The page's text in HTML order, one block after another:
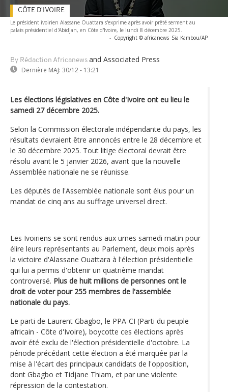
Le président ivoirien Alassane Ouattara s'exprime après avoir prêté serment au
palais présidentiel d'Abidjan, en Côte d'Ivoire, le lundi 8 décembre 2025.
- Copyright © africanews Sia Kambou/AP
By Rédaction Africanews and Associated Press
Dernière MAJ: 30/12 - 13:21
CÔTE D'IVOIRE
Les élections législatives en Côte d'Ivoire ont eu lieu le
samedi 27 décembre 2025.
Selon la Commission électorale indépendante du pays, les
résultats devraient être annoncés entre le 28 décembre et
le 30 décembre 2025. Tout litige électoral devrait être
résolu avant le 5 janvier 2026, avant que la nouvelle
Assemblée nationale ne se réunisse.
Les députés de l'Assemblée nationale sont élus pour un
mandat de cinq ans au suffrage universel direct.
Les Ivoiriens se sont rendus aux urnes samedi matin pour
élire leurs représentants au Parlement, deux mois après
la victoire d'Alassane Ouattara à l'élection présidentielle
qui lui a permis d'obtenir un quatrième mandat
controversé. Plus de huit millions de personnes ont le
droit de voter pour 255 membres de l'assemblée
nationale du pays.
Le parti de Laurent Gbagbo, le PPA-CI (Parti du peuple
africain - Côte d'Ivoire), boycotte ces élections après
avoir été exclu de l'élection présidentielle d'octobre. La
période précédant cette élection a été marquée par la
mise à l'écart des principaux candidats de l'opposition,
dont Gbagbo et Tidjane Thiam, et par une violente
répression de la contestation.